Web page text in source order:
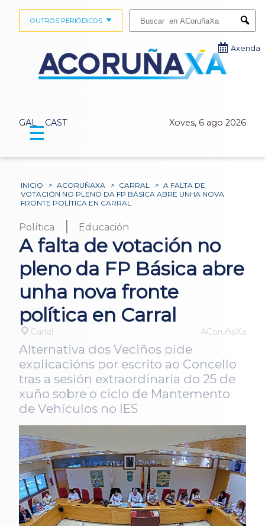
GAL CAST Xoves, 6 ago 2026
OUTROS PERIÓDICOS
Axenda
☰
INICIO > ACORUÑAXA > CARRAL > A FALTA DE
VOTACIÓN NO PLENO DA FP BÁSICA ABRE UNHA NOVA
FRONTE POLÍTICA EN CARRAL
Política | Educación
A falta de votación no
pleno da FP Básica abre
unha nova fronte
política en Carral
Carral ACoruñaXa
Alternativa dos Veciños pide
explicacións por escrito ao Concello
tras a sesión extraordinaria do 25 de
xuño sobre o ciclo de Mantemento
de Vehículos no IES